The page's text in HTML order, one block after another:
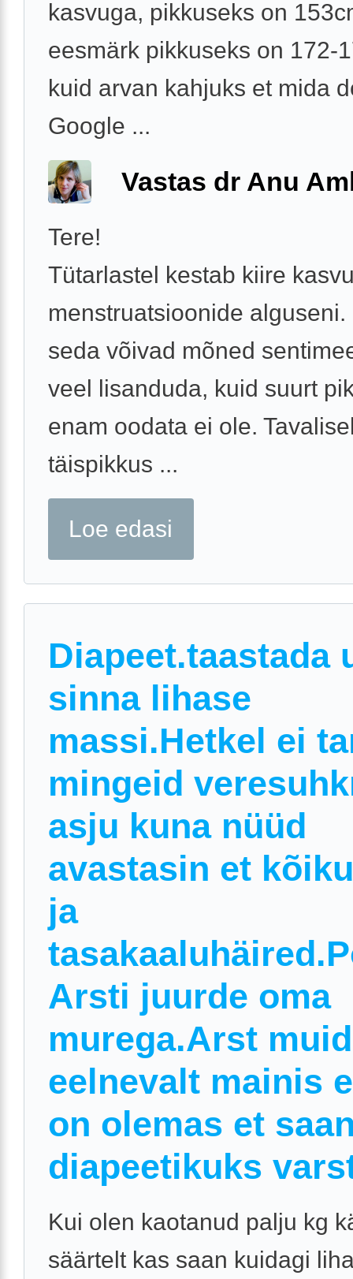
kasvuga, pikkuseks on
eesmärk pikkuseks on 172-
kuid arvan kahjuks et mida
Google ...
Vastas dr Anu
Tere!
Tütarlastel kestab kiire
menstruatsioonide alguseni.
seda võivad mõned
veel lisanduda, kuid suurt
enam oodata ei ole.
täispikkus ...
Loe edasi
Diapeet.taastada
sinna lihase
massi.Hetkel ei
mingeid
asju kuna nüüd
avastasin et
ja
Arsti juurde oma
murega.Arst
eelnevalt mainis
on olemas et
diapeetikuks
Kui olen kaotanud palju kg
säärtelt kas saan kuidagi